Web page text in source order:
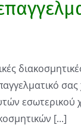
εσωτερικού
[...]